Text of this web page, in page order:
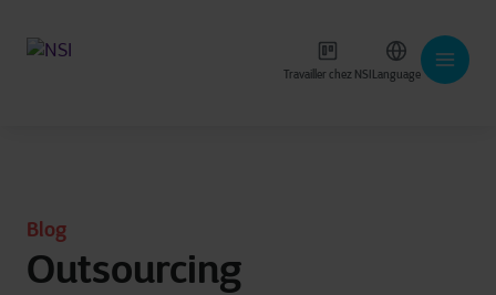
Travailler chez NSILanguage
Blog
Outsourcing